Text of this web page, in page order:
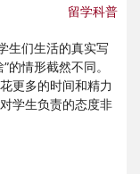
留学科普
生们生活的真实写
情形截然不同。
更多的时间和精力
学生负责的态度非